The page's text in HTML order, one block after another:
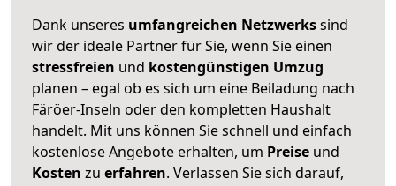
Dank unseres umfangreichen Netzwerkssind
wir der ideale Partner für Sie, wenn Sie einen
stressfreien und kostengünstigen Umzug
planen – egal ob es sich um eine Beiladung nach
Färöer-Inseln oder den kompletten Haushalt
handelt. Mit uns können Sie schnell und einfach
kostenlose Angebote erhalten, um Preise und
Kosten zu erfahren. Verlassen Sie sich darauf,